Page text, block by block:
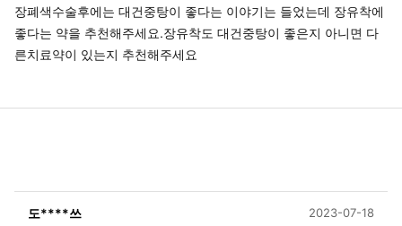
장폐색수술후에는 대건중탕이 좋다는 이야기는 들었는데 장유착에
좋다는 약을 추천해주세요.장유착도 대건중탕이 좋은지 아니면 다
른치료약이 있는지 추천해주세요
도****쓰 2023-07-18